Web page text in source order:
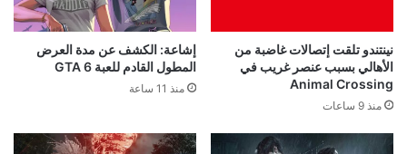
نينتندو تلقت إتصالات غاضبة من
الأهالي بسبب عنصر غريب في
Animal Crossing
منذ 9 ساعات
إشاعة: الكشف عن مدة العرض
المطول القادم للعبة GTA 6
منذ 11 ساعة